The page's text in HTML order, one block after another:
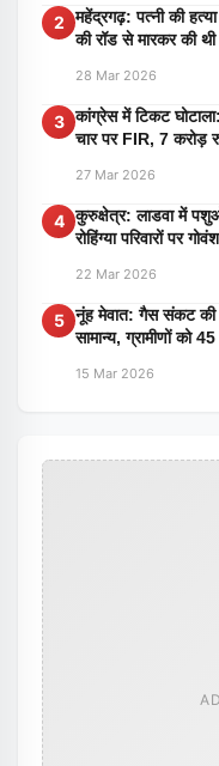
2
महेंद्रगढ़: पत्नी की
की रॉड से मारकर की
28 Mar 2026
3 कांग्रेस में टिकट
चार पर FIR, 7 करोड़
27 Mar 2026
4 कुरुक्षेत्र: लाडवा में
रोहिंग्या परिवारों पर
22 Mar 2026
5 नूंह मेवात: गैस संकट की
सामान्य, ग्रामीणों को
15 Mar 2026